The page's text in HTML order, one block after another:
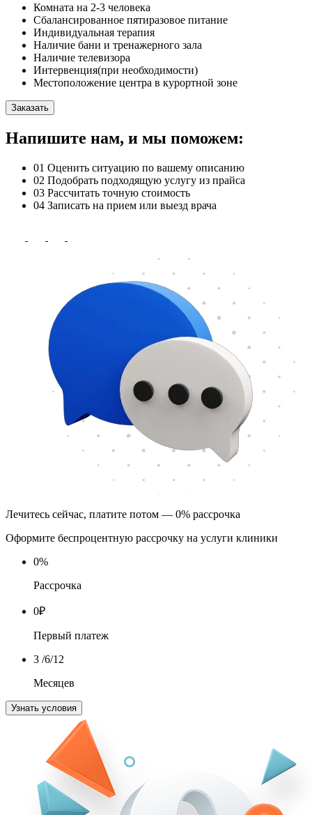
Комната на 2-3 человека
Сбалансированное пятиразовое питание
Индивидуальная терапия
Наличие бани и тренажерного зала
Наличие телевизора
Интервенция(при необходимости)
Местоположение центра в курортной зоне
Заказать
Напишите нам, и мы поможем:
01 Оценить ситуацию по вашему описанию
02 Подобрать подходящую услугу из прайса
03 Рассчитать точную стоимость
04 Записать на прием или выезд врача
Лечитесь сейчас, платите потом — 0% рассрочка
Оформите беспроцентную рассрочку на услуги клиники
0%
Рассрочка
0₽
Первый платеж
3 /6/12
Месяцев
Узнать условия